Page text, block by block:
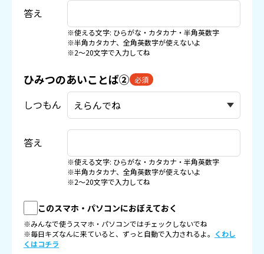
答え
※使える文字: ひらがな・カタカナ・半角英数字
※半角カタカナ、全角英数字が使えないよ
※2〜20文字で入力してね
ひみつのあいことば② 必須
しつもん
答え
※使える文字: ひらがな・カタカナ・半角英数字
※半角カタカナ、全角英数字が使えないよ
※2〜20文字で入力してね
このスマホ・パソコンにおぼえておく
※みんなで使うスマホ・パソコンではチェックしないでね
※毎日キズなんに来ていると、ずっと自動で入力されるよ。 くわし
くはコチラ